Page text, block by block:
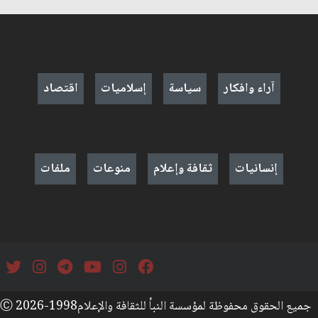
آراء وافكار سياسة إسلاميات اقتصاد
إنسانيات ثقافة وإعلام منوعات ملفات
جميع الحقوق محفوظة لمؤسسة النبأ للثقافة والإعلامⒸ 2026-1998